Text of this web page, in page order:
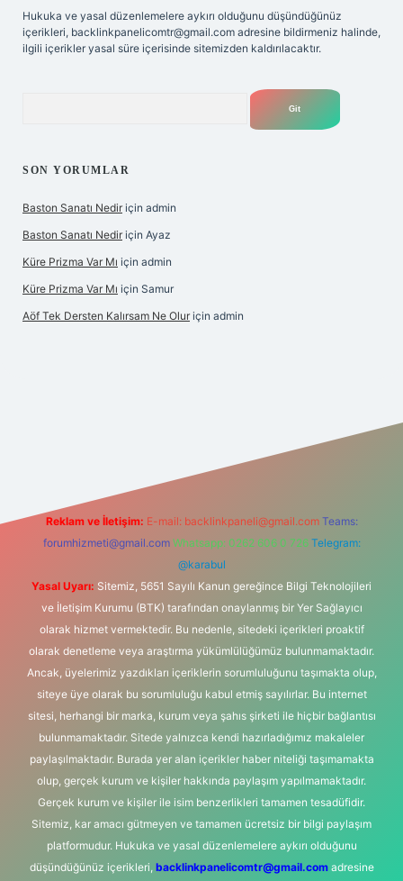
Hukuka ve yasal düzenlemelere aykırı olduğunu düşündüğünüz
içerikleri, backlinkpanelicomtr@gmail.com adresine bildirmeniz halinde,
ilgili içerikler yasal süre içerisinde sitemizden kaldırılacaktır.
SON YORUMLAR
Baston Sanatı Nedir için admin
Baston Sanatı Nedir için Ayaz
Küre Prizma Var Mı için admin
Küre Prizma Var Mı için Samur
Aöf Tek Dersten Kalırsam Ne Olur için admin
Reklam ve İletişim: E-mail: backlinkpaneli@gmail.com Teams:
forumhizmeti@gmail.com Whatsapp: 0262 606 0 726 Telegram:
@karabul
Yasal Uyarı: Sitemiz, 5651 Sayılı Kanun gereğince Bilgi Teknolojileri
ve İletişim Kurumu (BTK) tarafından onaylanmış bir Yer Sağlayıcı
olarak hizmet vermektedir. Bu nedenle, sitedeki içerikleri proaktif
olarak denetleme veya araştırma yükümlülüğümüz bulunmamaktadır.
Ancak, üyelerimiz yazdıkları içeriklerin sorumluluğunu taşımakta olup,
siteye üye olarak bu sorumluluğu kabul etmiş sayılırlar. Bu internet
sitesi, herhangi bir marka, kurum veya şahıs şirketi ile hiçbir bağlantısı
bulunmamaktadır. Sitede yalnızca kendi hazırladığımız makaleler
paylaşılmaktadır. Burada yer alan içerikler haber niteliği taşımamakta
olup, gerçek kurum ve kişiler hakkında paylaşım yapılmamaktadır.
Gerçek kurum ve kişiler ile isim benzerlikleri tamamen tesadüfidir.
Sitemiz, kar amacı gütmeyen ve tamamen ücretsiz bir bilgi paylaşım
platformudur. Hukuka ve yasal düzenlemelere aykırı olduğunu
düşündüğünüz içerikleri, backlinkpanelicomtr@gmail.comadresine